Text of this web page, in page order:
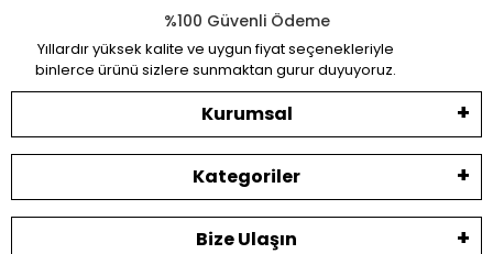
%100 Güvenli Ödeme
Yıllardır yüksek kalite ve uygun fiyat seçenekleriyle
binlerce ürünü sizlere sunmaktan gurur duyuyoruz.
Kurumsal
Kategoriler
Bize Ulaşın